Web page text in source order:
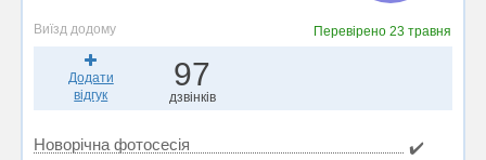
Виїзд додому Перевірено23 травня
Додати
відгук
97
дзвінків
Новорічна фотосесія ✔️